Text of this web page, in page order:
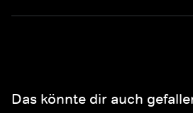
Das könnte dir auch